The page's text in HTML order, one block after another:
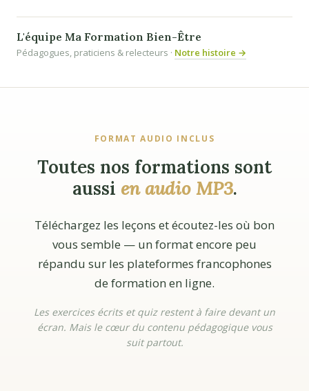
L'équipe Ma Formation Bien-Être
Pédagogues, praticiens & relecteurs · Notre histoire →
FORMAT AUDIO INCLUS
Toutes nos formations sont
aussi en audio MP3.
Téléchargez les leçons et écoutez-les où bon
vous semble — un format encore peu
répandu sur les plateformes francophones
de formation en ligne.
Les exercices écrits et quiz restent à faire devant un
écran. Mais le cœur du contenu pédagogique vous
suit partout.